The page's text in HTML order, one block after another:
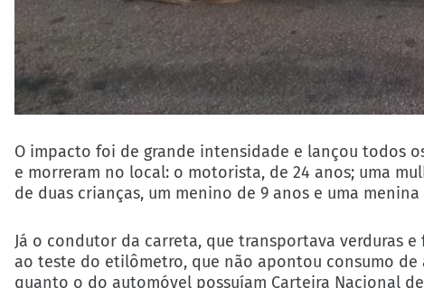
O impacto foi de grande intensidade e lançou todos
e morreram no local: o motorista, de 24 anos; uma
de duas crianças, um menino de 9 anos e uma
Já o condutor da carreta, que transportava verduras
ao teste do etilômetro, que não apontou consumo
quanto o do automóvel possuíam Carteira Nacional